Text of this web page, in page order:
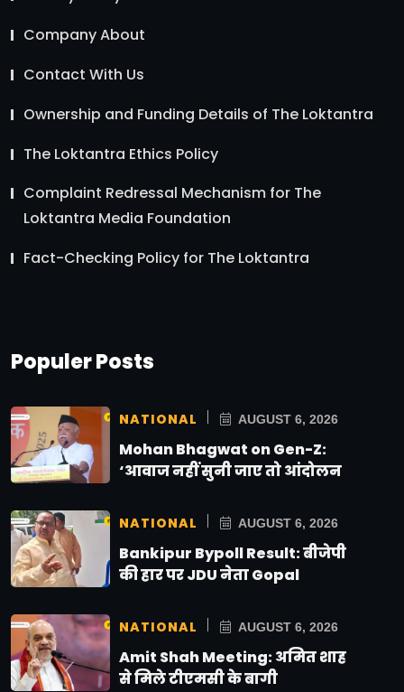
Company About
Contact With Us
Ownership and Funding Details of The Loktantra
The Loktantra Ethics Policy
Complaint Redressal Mechanism for The
Loktantra Media Foundation
Fact-Checking Policy for The Loktantra
Populer Posts
NATIONAL AUGUST 6, 2026
Mohan Bhagwat on Gen-Z:
‘आवाज नहीं सुनी जाए तो आंदोलन
NATIONAL AUGUST 6, 2026
Bankipur Bypoll Result: बीजेपी
की हार पर JDU नेता Gopal
NATIONAL AUGUST 6, 2026
Amit Shah Meeting: अमित शाह
से मिले टीएमसी के बागी